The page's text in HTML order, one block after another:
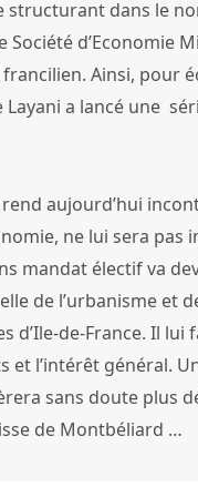
structurant dans le
Société d’Economie
Ainsi, pour
a lancé une
rend aujourd’hui
ne lui sera pas
mandat électif va
de l’urbanisme et
d’Ile-de-France. Il
et l’intérêt général.
sans doute plus
de Montbéliard …